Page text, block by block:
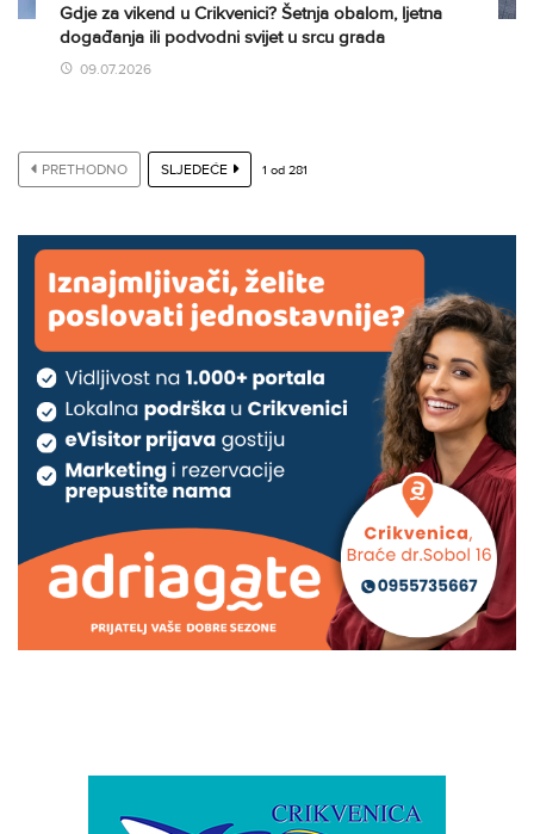
Gdje za vikend u Crikvenici? Šetnja obalom, ljetna
događanja ili podvodni svijet u srcu grada
09.07.2026
PRETHODNO SLJEDEĆE 1 od 281